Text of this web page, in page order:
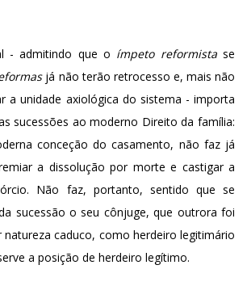
- admitindo que o ímpeto reformistase
já não terão retrocesso e, mais não
a unidade axiológica do sistema - importa
sucessões ao moderno Direito da família:
conceção do casamento, não faz já
a dissolução por morte e castigar a
Não faz, portanto, sentido que se
sucessão o seu cônjuge, que outrora foi
caduco, como herdeiro legitimário
a posição de herdeiro legítimo.